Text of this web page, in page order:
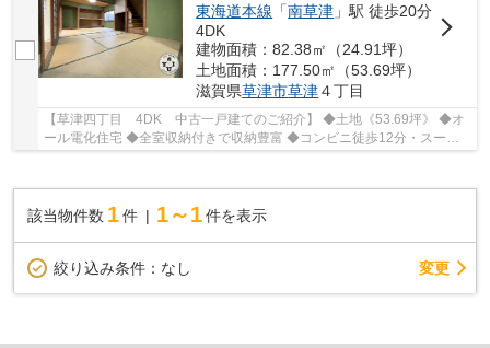
東海道本線 「南草津 」駅 徒歩20分
4DK
建物面積：82.38㎡（24.91坪）
土地面積：177.50㎡（53.69坪）
滋賀県草津市草津４丁目
【草津四丁目 4DK 中古一戸建てのご紹介】 ◆土地《53.69坪》 ◆オ
ール電化住宅 ◆全室収納付きで収納豊富 ◆コンビニ徒歩12分・スーパ
ー徒歩14分 ◆収益物件としてご検討ください(^^)/ ...
該当物件数 1件 1～1 件を表示
絞り込み条件： なし 変更